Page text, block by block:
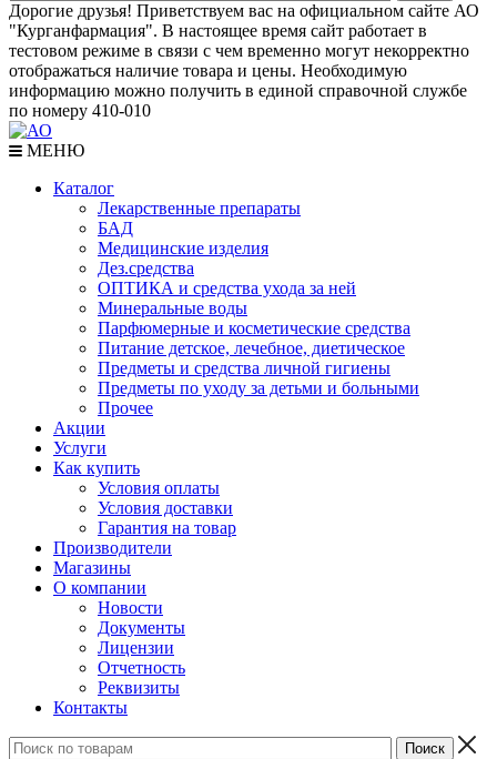
Дорогие друзья! Приветствуем вас на официальном сайте АО
"Курганфармация". В настоящее время сайт работает в
тестовом режиме в связи с чем временно могут некорректно
отображаться наличие товара и цены. Необходимую
информацию можно получить в единой справочной службе
по номеру 410-010
МЕНЮ
Каталог
Лекарственные препараты
БАД
Медицинские изделия
Дез.средства
ОПТИКА и средства ухода за ней
Минеральные воды
Парфюмерные и косметические средства
Питание детское, лечебное, диетическое
Предметы и средства личной гигиены
Предметы по уходу за детьми и больными
Прочее
Акции
Услуги
Как купить
Условия оплаты
Условия доставки
Гарантия на товар
Производители
Магазины
О компании
Новости
Документы
Лицензии
Отчетность
Реквизиты
Контакты